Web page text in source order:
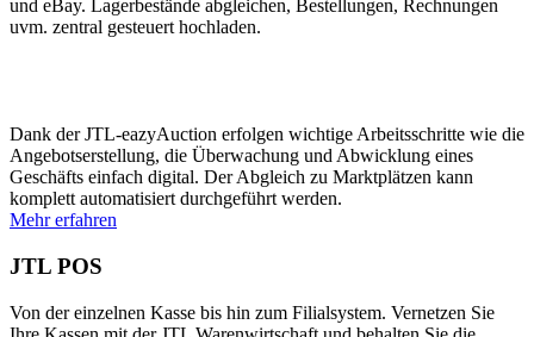
und eBay. Lagerbestände abgleichen, Bestellungen, Rechnungen
uvm. zentral gesteuert hochladen.
Dank der JTL-eazyAuction erfolgen wichtige Arbeitsschritte wie die
Angebotserstellung, die Überwachung und Abwicklung eines
Geschäfts einfach digital. Der Abgleich zu Marktplätzen kann
komplett automatisiert durchgeführt werden.
Mehr erfahren
JTL POS
Von der einzelnen Kasse bis hin zum Filialsystem. Vernetzen Sie